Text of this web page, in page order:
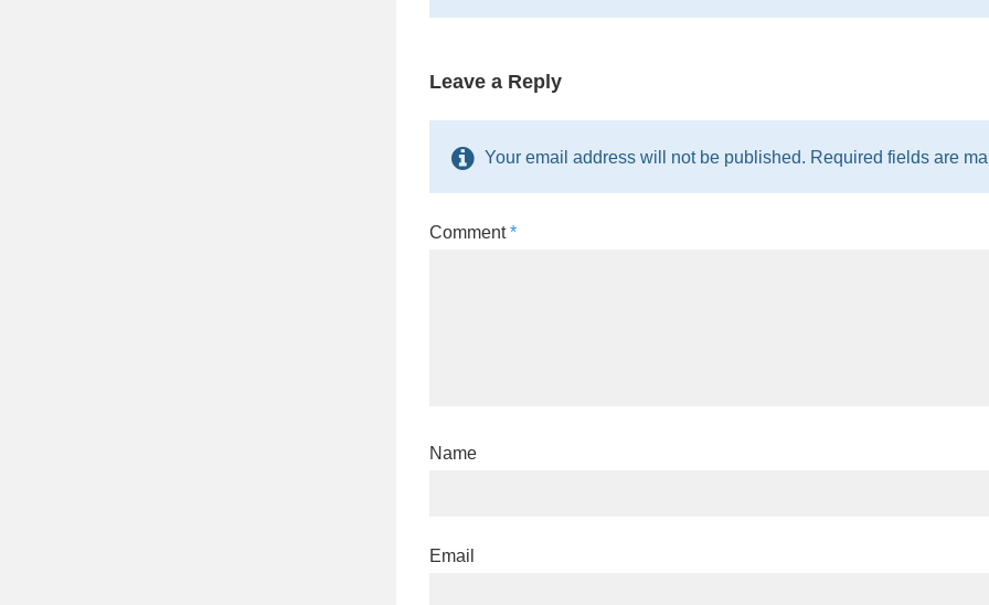
Leave a Reply
Your email address will not be published. Required fields are
Comment*
Name
Email